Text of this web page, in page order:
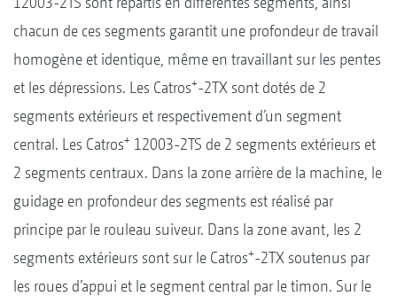
chacun de ces segments garantit une profondeur de travail
homogène et identique, même en travaillant sur les pentes
et les dépressions. Les Catros+-2TX sont dotés de 2
segments extérieurs et respectivement d’un segment
central. Les Catros+ 12003-2TS de 2 segments extérieurs et
2 segments centraux. Dans la zone arrière de la machine, le
guidage en profondeur des segments est réalisé par
principe par le rouleau suiveur. Dans la zone avant, les 2
segments extérieurs sont sur le Catros+-2TX soutenus par
les roues d’appui et le segment central par le timon. Sur le